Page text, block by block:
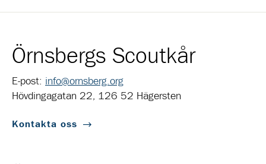
Örnsbergs Scoutkår
E-post: info@ornsberg.org
Hövdingagatan 22, 126 52 Hägersten
Kontakta oss